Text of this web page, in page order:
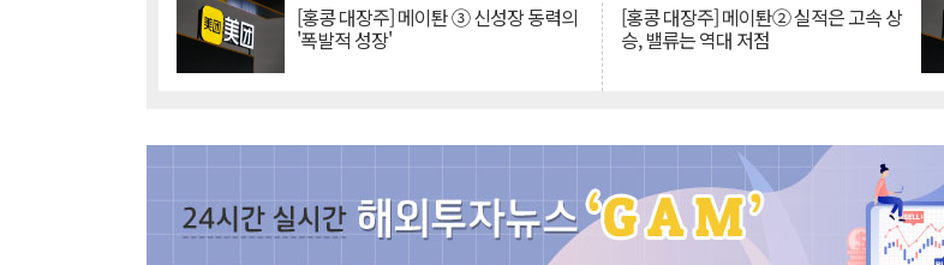
[홍콩 대장주] 메이퇀 ③ 신성장 동력의
'폭발적 성장'
[홍콩 대장주] 메이퇀② 실적은 고속 상
승, 밸류는 역대 저점